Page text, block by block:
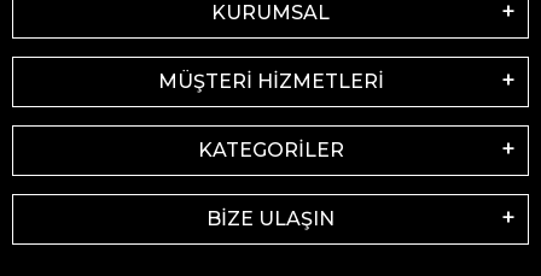
KURUMSAL
MÜŞTERİ HİZMETLERİ
KATEGORİLER
BİZE ULAŞIN